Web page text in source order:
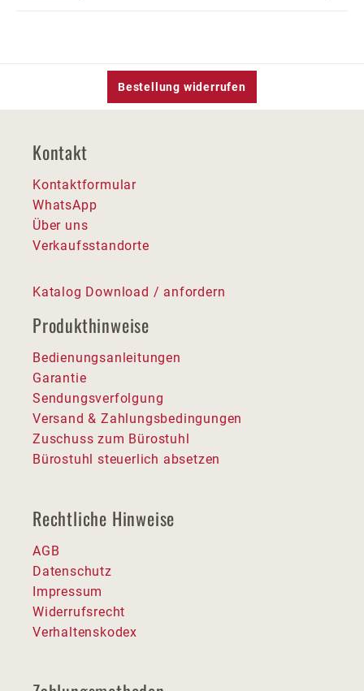
Bestellung widerrufen
Kontakt
Kontaktformular
WhatsApp
Über uns
Verkaufsstandorte
Katalog Download / anfordern
Produkthinweise
Bedienungsanleitungen
Garantie
Sendungsverfolgung
Versand & Zahlungsbedingungen
Zuschuss zum Bürostuhl
Bürostuhl steuerlich absetzen
Rechtliche Hinweise
AGB
Datenschutz
Impressum
Widerrufsrecht
Verhaltenskodex